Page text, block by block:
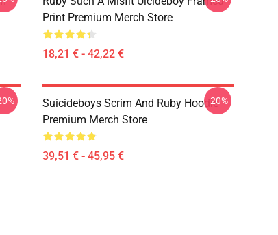
Print Premium Merch Store
18,21 € - 42,22 €
Suicideboys Scrim And Ruby Hoodie
Premium Merch Store
39,51 € - 45,95 €
-20%